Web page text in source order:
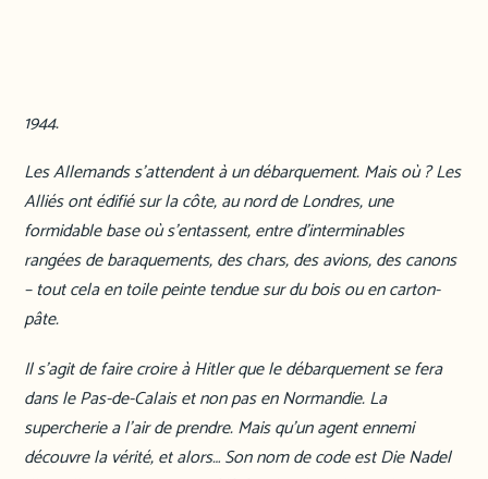
1944.
Les Allemands s’attendent à un débarquement. Mais où ? Les
Alliés ont édifié sur la côte, au nord de Londres, une
formidable base où s’entassent, entre d’interminables
rangées de baraquements, des chars, des avions, des canons
– tout cela en toile peinte tendue sur du bois ou en carton-
pâte.
Il s’agit de faire croire à Hitler que le débarquement se fera
dans le Pas-de-Calais et non pas en Normandie. La
supercherie a l’air de prendre. Mais qu’un agent ennemi
découvre la vérité, et alors… Son nom de code est Die Nadel